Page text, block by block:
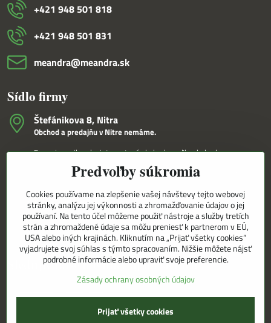
+421 948 501 818
+421 948 501 831
meandra​@meandra​.sk
Sídlo firmy
Štefánikova 8, Nitra
Obchod a predajňu v Nitre nemáme.
Fungujeme iba ako internetový obchod a veľkoobchod.
V Nitre Vám tovar dovezieme osobne na základe internetovej
objednávky a telefonického dohovoru.
Korešpondenčná adresa
MEANDRA,s.r.o.
P.O.BOX 8/D
949 01 Nitra
Sledujte naše novinky aj na sieťach
Instagram
Predvoľby súkromia
Cookies používame na zlepšenie vašej návštevy tejto webovej
stránky, analýzu jej výkonnosti a zhromažďovanie údajov o jej
používaní. Na tento účel môžeme použiť nástroje a služby tretích
strán a zhromaždené údaje sa môžu preniesť k partnerom v EÚ,
USA alebo iných krajinách. Kliknutím na „Prijať všetky cookies“
vyjadrujete svoj súhlas s týmto spracovaním. Nižšie môžete nájsť
podrobné informácie alebo upraviť svoje preferencie.
Zásady ochrany osobných údajov
Prijať všetky cookies